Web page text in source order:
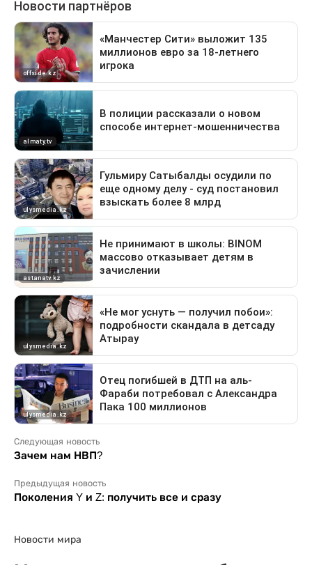
Следующая новость
Зачем нам НВП?
Предыдущая новость
Поколения Y и Z: получить все и сразу
Новости мира